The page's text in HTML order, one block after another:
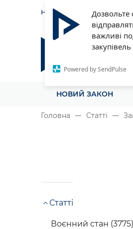
Дозвольте
важливі
закупівель
Powered by SendPulse
НОВИНИ
Радник у
Все для
НОВИЙ ЗАКОН
Головна Статті
Статті
Воєнний стан (3775)